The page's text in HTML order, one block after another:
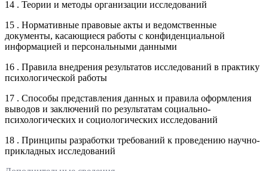
14 . Теории и методы организации исследований
15 . Нормативные правовые акты и ведомственные
документы, касающиеся работы с конфиденциальной
информацией и персональными данными
16 . Правила внедрения результатов исследований в практику
психологической работы
17 . Способы представления данных и правила оформления
выводов и заключений по результатам социально-
психологических и социологических исследований
18 . Принципы разработки требований к проведению научно-
прикладных исследований